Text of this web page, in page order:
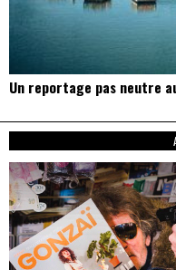
Un reportage pas neutre